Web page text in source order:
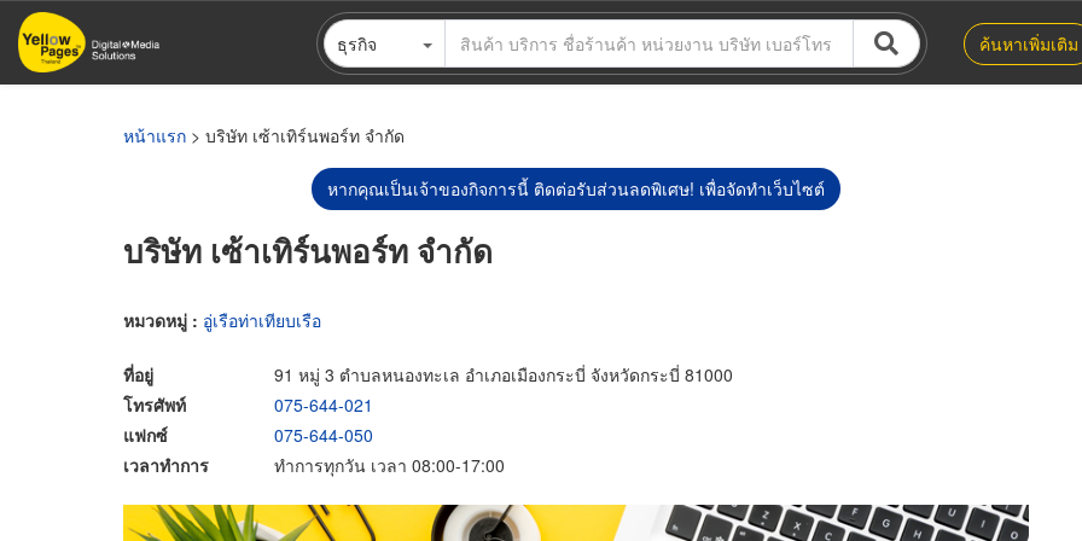
ข้าม
ไป
ธุรกิจ ค้นหาเพิ่มเติม
หน้าแรก > บริษัท เซ้าเทิร์นพอร์ท จำกัด
หากคุณเป็นเจ้าของกิจการนี้ ติดต่อรับส่วนลดพิเศษ! เพื่อจัดทำเว็บไซต์
บริษัท เซ้าเทิร์นพอร์ท จำกัด
หมวดหมู่ : อู่เรือท่าเทียบเรือ
ที่อยู่
91 หมู่ 3 ตำบลหนองทะเล อำเภอเมืองกระบี่ จังหวัดกระบี่ 81000
โทรศัพท์
075-644-021
แฟกซ์
075-644-050
เวลาทำการ
ทำการทุกวัน เวลา 08:00-17:00